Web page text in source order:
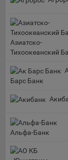
пункте 3
действий,
позволяют не
параметры
Целями
На сайтах
стороны
сервером,
Азиатско-
Тихоокеанский
Барс Банк
Альфа-Банк